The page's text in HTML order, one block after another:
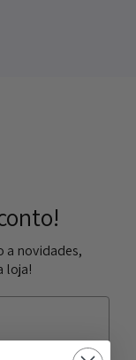
a novidades,
loja!